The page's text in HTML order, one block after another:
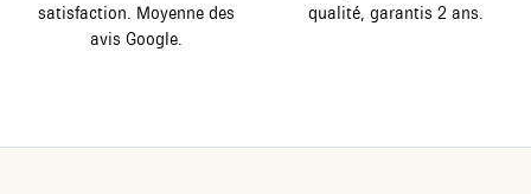
satisfaction. Moyenne des
avis Google.
qualité, garantis 2 ans.